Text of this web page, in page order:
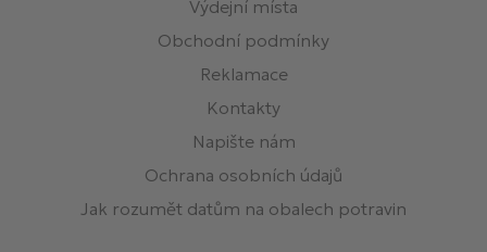
Výdejní místa
Obchodní podmínky
Reklamace
Kontakty
Napište nám
Ochrana osobních údajů
Jak rozumět datům na obalech potravin